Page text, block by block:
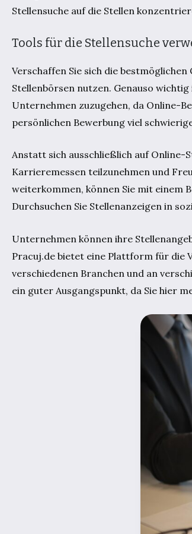
Stellensuche auf die Stellen
Tools für die Stellensuche
Verschaffen Sie sich die
Stellenbörsen nutzen. Genauso
Unternehmen zuzugehen, da Online-
persönlichen Bewerbung viel
Anstatt sich ausschließlich auf Online-
Karrieremessen teilzunehmen und
weiterkommen, können Sie mit einem
Durchsuchen Sie Stellenanzeigen in
Unternehmen können ihre
Pracuj.de bietet eine Plattform für die
verschiedenen Branchen und an
ein guter Ausgangspunkt, da Sie hier